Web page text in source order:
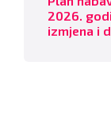
2026.
izmjena i